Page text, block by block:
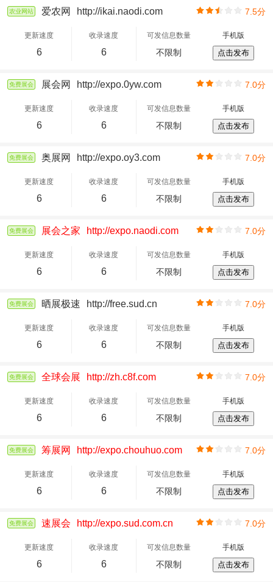
农业网站 爱农网 http://ikai.naodi.com 7.5分
更新速度
6
收录速度
6
可发信息数量
不限制
手机版
点击发布
免费展会 展会网 http://expo.0yw.com 7.0分
更新速度
6
收录速度
6
可发信息数量
不限制
手机版
点击发布
免费展会 奥展网 http://expo.oy3.com 7.0分
更新速度
6
收录速度
6
可发信息数量
不限制
手机版
点击发布
免费展会 展会之家 http://expo.naodi.com 7.0分
更新速度
6
收录速度
6
可发信息数量
不限制
手机版
点击发布
免费展会 晒展极速 http://free.sud.cn 7.0分
更新速度
6
收录速度
6
可发信息数量
不限制
手机版
点击发布
免费展会 全球会展 http://zh.c8f.com 7.0分
更新速度
6
收录速度
6
可发信息数量
不限制
手机版
点击发布
免费展会 筹展网 http://expo.chouhuo.com 7.0分
更新速度
6
收录速度
6
可发信息数量
不限制
手机版
点击发布
免费展会 速展会 http://expo.sud.com.cn 7.0分
更新速度
6
收录速度
6
可发信息数量
不限制
手机版
点击发布